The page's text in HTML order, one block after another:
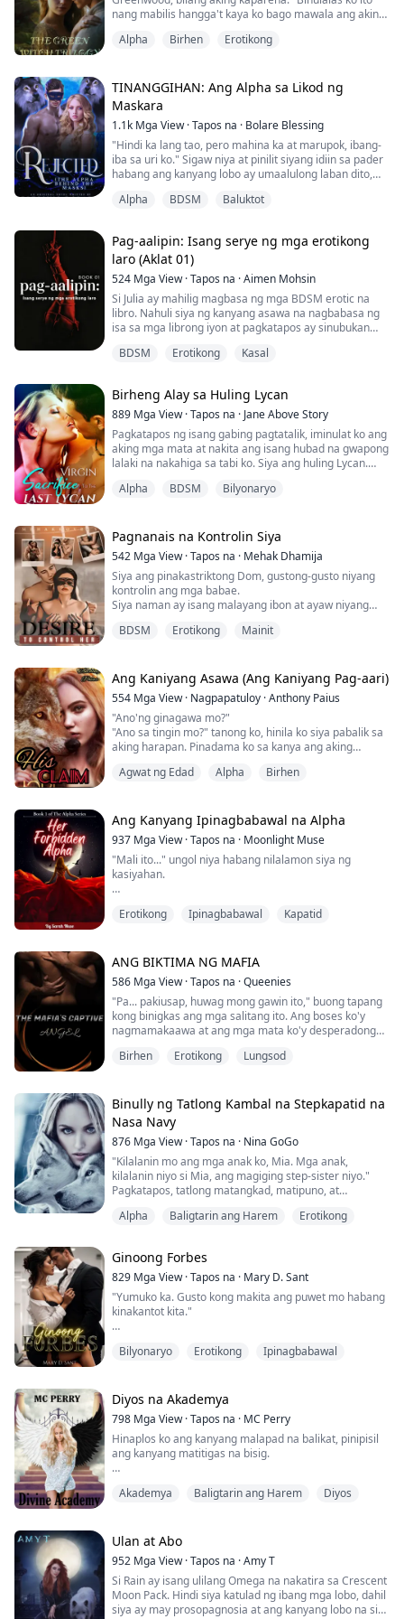
nang mabilis hangga't kaya ko bago mawala ang aking
aking dibdib habang sinasabi ko ito at mahigpit kong
galit. Ang lalaking nasa harapang upuan ay...
Alpha Birhen Erotikong
TINANGGIHAN: Ang Alpha sa Likod ng
Maskara
1.1k Mga View·Tapos na · Bolare Blessing
"Hindi ka lang tao, pero mahina ka at marupok, ibang-
iba sa uri ko." Sigaw niya at pinilit siyang idiin sa pader
habang ang kanyang lobo ay umaalulong laban dito,
kanyang mga mata na puno ng takot at sakit.
ko, at mahal ko ang iba at gagawi...
Alpha BDSM Baluktot
Pag-aalipin: Isang serye ng mga erotikong
laro (Aklat 01)
524 Mga View·Tapos na ·Aimen Mohsin
Si Julia ay mahilig magbasa ng mga BDSM erotic na
libro. Nahuli siya ng kanyang asawa na nagbabasa ng
isa sa mga librong iyon at pagkatapos ay sinubukan
nagiging alipin at gustong-gusto niya ang paglalaro ng
kanilang pagsasama? Alamin natin sa pamamag...
BDSM Erotikong Kasal
Birheng Alay sa Huling Lycan
889 Mga View·Tapos na · Jane Above Story
Pagkatapos ng isang gabing pagtatalik, iminulat ko ang
aking mga mata at nakita ang isang hubad na gwapong
lalaki na nakahiga sa tabi ko. Siya ang huling Lycan.
Ayon sa mga tsismis, ang huling Lycan ay nababaliw
Bawat grupo ay nagpapadala ng mga birhen bilang
alay sa huling Lycan, at ako ang nap...
Alpha BDSM Bilyonaryo
Pagnanais na Kontrolin Siya
542 Mga View·Tapos na · Mehak Dhamija
Siya ang pinakastriktong Dom, gustong-gusto niyang
kontrolin ang mga babae.
Siya naman ay isang malayang ibon at ayaw niyang
Naghahanap siya ng isang mapanghamong submissive
at siya ang perpektong tugma, ngunit ang babaeng ito
ay hindi handang tanggapin ang kanyang alok dahil
namuhay siya nang wa...
BDSM Erotikong Mainit
Ang Kaniyang Asawa (Ang Kaniyang Pag-aari)
554 Mga View· Nagpapatuloy ·Anthony Paius
"Ano'ng ginagawa mo?"
"Ano sa tingin mo?" tanong ko, hinila ko siya pabalik sa
aking harapan. Pinadama ko sa kanya ang aking
"Nakikita mo ba kung ano ang ginawa mo sa akin?
"Blake," ungol niya.
Inilapag ko siya mula sa aking kandungan at inihiga sa
kama. Humiga siya doon, naka...
Agwat ng Edad Alpha Birhen
Ang Kanyang Ipinagbabawal na Alpha
937 Mga View·Tapos na · Moonlight Muse
"Mali ito..." ungol niya habang nilalamon siya ng
kasiyahan.
sumuko ka na sa mga pagnanasa mo, mahal, at
niya nang malalim, na nagpapabilis ng tibok ng
kanyang puso.
Iyon ang kinatatakutan niya, na kapag natapos na siya
sa kanya, iiwanan siyang was...
Erotikong Ipinagbabawal Kapatid
ANG BIKTIMA NG MAFIA
586 Mga View·Tapos na ·Queenies
"Pa... pakiusap, huwag mong gawin ito," buong tapang
kong binigkas ang mga salitang ito. Ang boses ko'y
nagmamakaawa at ang mga mata ko'y desperadong
Hindi mo alam kung gaano kita kagusto, kahit ang mga
aking mukha, ang mga salita niya'y nagpada...
Birhen Erotikong Lungsod
Binully ng Tatlong Kambal na Stepkapatid na
Nasa Navy
876 Mga View·Tapos na · Nina GoGo
"Kilalanin mo ang mga anak ko, Mia. Mga anak,
kilalanin niyo si Mia, ang magiging step-sister niyo."
Pagkatapos, tatlong matangkad, matipuno, at
at wala akong duda na sila ang mga step-brothers ko.
kung saan ko sila nakilala. Sina Quinn, Jack, at John, ang
triplets ...
Alpha Baligtarin ang Harem Erotikong
Ginoong Forbes
829 Mga View·Tapos na · Mary D. Sant
"Yumuko ka. Gusto kong makita ang puwet mo habang
kinakantot kita."
sa akin, nagawa rin nitong inisin ako. Hanggang
gusto niya.
"Bakit ko gagawin 'yan?" tanong ko, nararamdaman
kong nanghihina ang mga tuhod ko.
"Pasensya na kung napaisip kita na...
Bilyonaryo Erotikong Ipinagbabawal
Diyos na Akademya
798 Mga View·Tapos na · MC Perry
Hinaplos ko ang kanyang malapad na balikat, pinipisil
ang kanyang matitigas na bisig.
tanong ni Aphelion, mayabang na ngiti sa kanyang
"Tumahimik ka na lang at halikan mo ako," sagot ko
habang iniaangat ang aking mga kamay mula sa
kanyang mga braso at isinuksok ito sa kanyang buhok,
hinihila siya pababa patungo sa akin.
ITO AY ISANG REVERSE...
Akademya Baligtarin ang Harem Diyos
Ulan at Abo
952 Mga View·Tapos na ·Amy T
Si Rain ay isang ulilang Omega na nakatira sa Crescent
Moon Pack. Hindi siya katulad ng ibang mga lobo, dahil
siya ay may prosopagnosia at ang kanyang lobo na si